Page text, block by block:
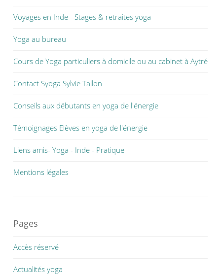
Voyages en Inde - Stages & retraites yoga
Yoga au bureau
Cours de Yoga particuliers à domicile ou au cabinet à Aytré
Contact Syoga Sylvie Tallon
Conseils aux débutants en yoga de l'énergie
Témoignages Elèves en yoga de l'énergie
Liens amis- Yoga - Inde - Pratique
Mentions légales
Pages
Accès réservé
Actualités yoga